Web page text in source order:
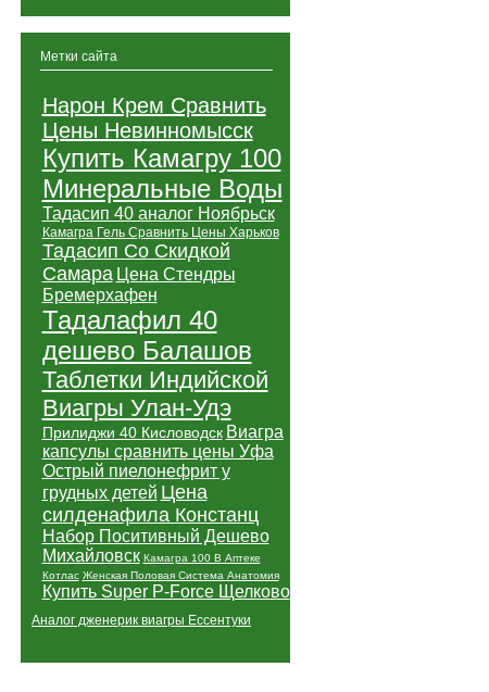
Метки сайта
Нарон Крем Сравнить
Цены Невинномысск
Купить Камагру 100
Минеральные Воды
Тадасип 40 аналог Ноябрьск
Камагра Гель Сравнить Цены Харьков
Тадасип Со Скидкой
Самара Цена Стендры
Бремерхафен
Тадалафил 40
дешево Балашов
Таблетки Индийской
Виагры Улан-Удэ
Прилиджи 40 Кисловодск Виагра
капсулы сравнить цены Уфа
Острый пиелонефрит у
грудных детей Цена
силденафила Констанц
Набор Поситивный Дешево
Михайловск Камагра 100 В Аптеке
Котлас Женская Половая Система Анатомия
Купить Super P-Force Щелково
Аналог дженерик виагры Ессентуки